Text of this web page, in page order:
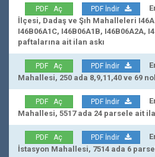
PDF Aç PDF İndir
İlçesi, Dadaş ve Şıh Mahalleleri
I46B06A1C, I46B06A1B, I46B06A2A,
paftalarına ait ilan askı
PDF Aç PDF İndir
Mahallesi, 250 ada 8,9,11,40 ve 69
PDF Aç PDF İndir
Mahallesi, 5517 ada 24 parsele ait
PDF Aç PDF İndir
İstasyon Mahallesi, 7514 ada 6